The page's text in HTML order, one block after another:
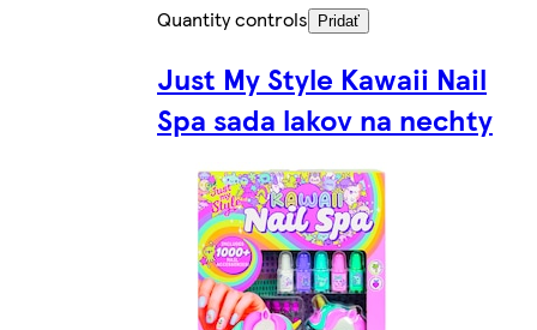
Quantity controls
Pridať
Just My Style Kawaii Nail
Spa sada lakov na nechty